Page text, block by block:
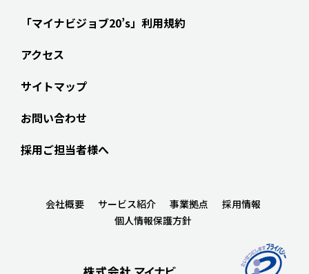
「マイナビジョブ20’s」利用規約
アクセス
サイトマップ
お問い合わせ
採用ご担当者様へ
会社概要 サービス紹介 事業拠点
採用情報
個人情報保護方針